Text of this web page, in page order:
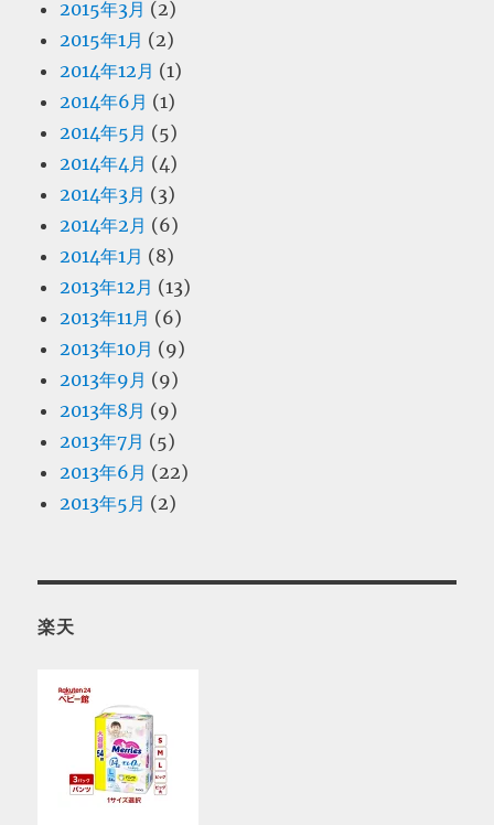
2015年3月 (2)
2015年1月 (2)
2014年12月 (1)
2014年6月 (1)
2014年5月 (5)
2014年4月 (4)
2014年3月 (3)
2014年2月 (6)
2014年1月 (8)
2013年12月 (13)
2013年11月 (6)
2013年10月 (9)
2013年9月 (9)
2013年8月 (9)
2013年7月 (5)
2013年6月 (22)
2013年5月 (2)
楽天